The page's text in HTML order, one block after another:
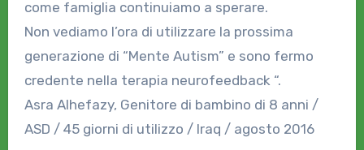
come famiglia continuiamo a sperare.
Non vediamo l’ora di utilizzare la prossima
generazione di “Mente Autism” e sono fermo
credente nella terapia neurofeedback “.
Asra Alhefazy, Genitore di bambino di 8 anni /
ASD / 45 giorni di utilizzo / Iraq / agosto 2016